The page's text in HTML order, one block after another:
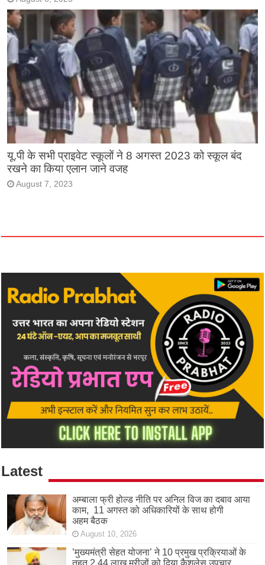
यू.पी के सभी प्राइवेट स्कूलों ने 8 अगस्त 2023 को स्कूल बंद
रखने का किया एलान जाने वजह
August 7, 2023
Latest
अम्बाला फ्री होल्ड नीति पर अनिल विज का दबाव आया
काम, 11 अगस्त को अधिकारियों के साथ होगी
अहम बैठक
August 10, 2026
’मुख्यमंत्री सेहत योजना’ ने 10 प्रमुख प्रक्रियाओं के
तहत 2.44 लाख मरीज़ों को दिया कैशलेस उपचार,